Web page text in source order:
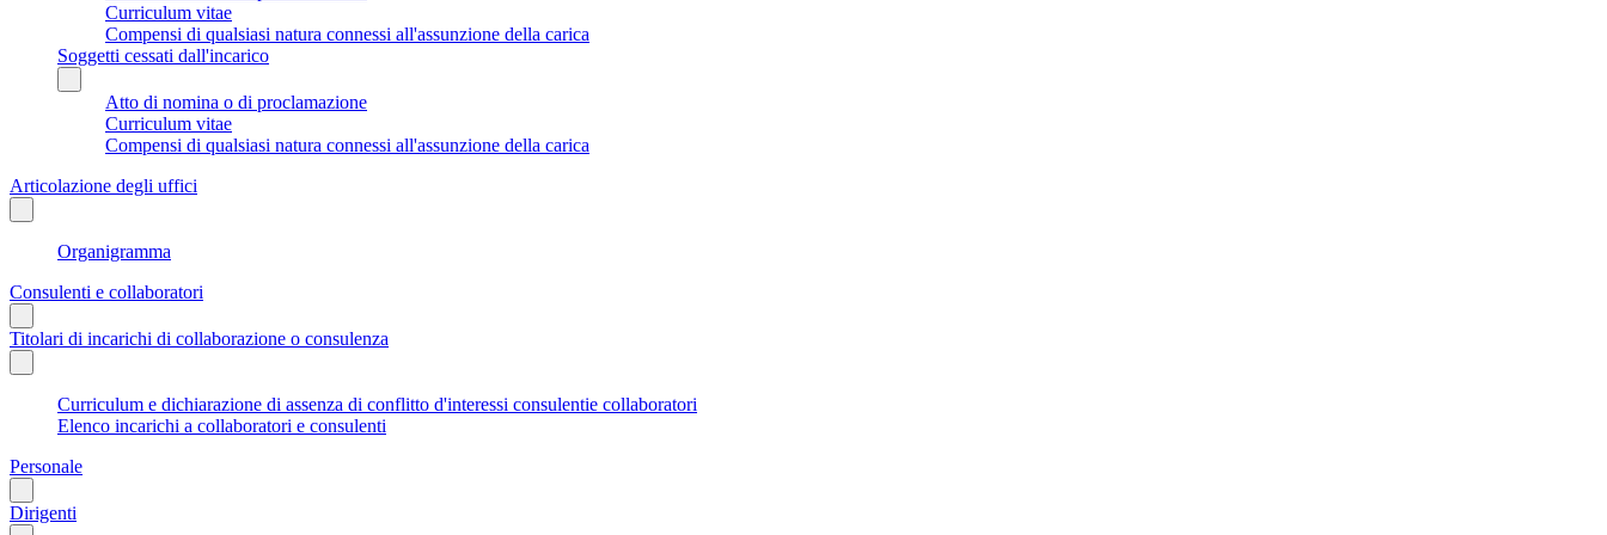
Curriculum vitae
Compensi di qualsiasi natura connessi all'assunzione della carica
Soggetti cessati dall'incarico
Atto di nomina o di proclamazione
Curriculum vitae
Compensi di qualsiasi natura connessi all'assunzione della carica
Articolazione degli uffici
Organigramma
Consulenti e collaboratori
Titolari di incarichi di collaborazione o consulenza
Curriculum e dichiarazione di assenza di conflitto d'interessi consulentie collaboratori
Elenco incarichi a collaboratori e consulenti
Personale
Dirigenti